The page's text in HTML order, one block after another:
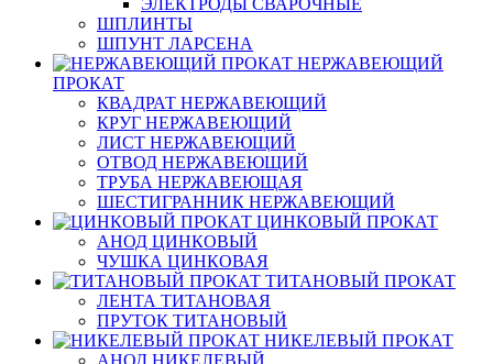
ЭЛЕКТРОДЫ СВАРОЧНЫЕ
ШПЛИНТЫ
ШПУНТ ЛАРСЕНА
НЕРЖАВЕЮЩИЙ
ПРОКАТ
КВАДРАТ НЕРЖАВЕЮЩИЙ
КРУГ НЕРЖАВЕЮЩИЙ
ЛИСТ НЕРЖАВЕЮЩИЙ
ОТВОД НЕРЖАВЕЮЩИЙ
ТРУБА НЕРЖАВЕЮЩАЯ
ШЕСТИГРАННИК НЕРЖАВЕЮЩИЙ
ЦИНКОВЫЙ ПРОКАТ
АНОД ЦИНКОВЫЙ
ЧУШКА ЦИНКОВАЯ
ТИТАНОВЫЙ ПРОКАТ
ЛЕНТА ТИТАНОВАЯ
ПРУТОК ТИТАНОВЫЙ
НИКЕЛЕВЫЙ ПРОКАТ